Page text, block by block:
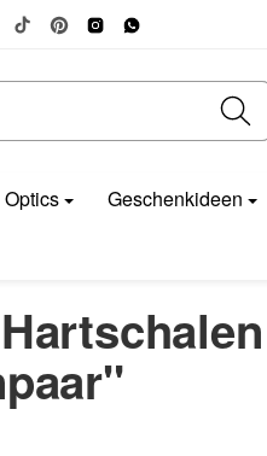
Geschenkideen